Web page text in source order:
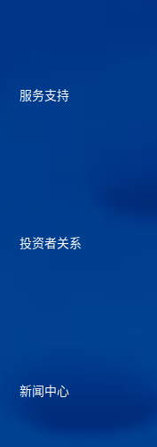
服务支持
投资者关系
新闻中心